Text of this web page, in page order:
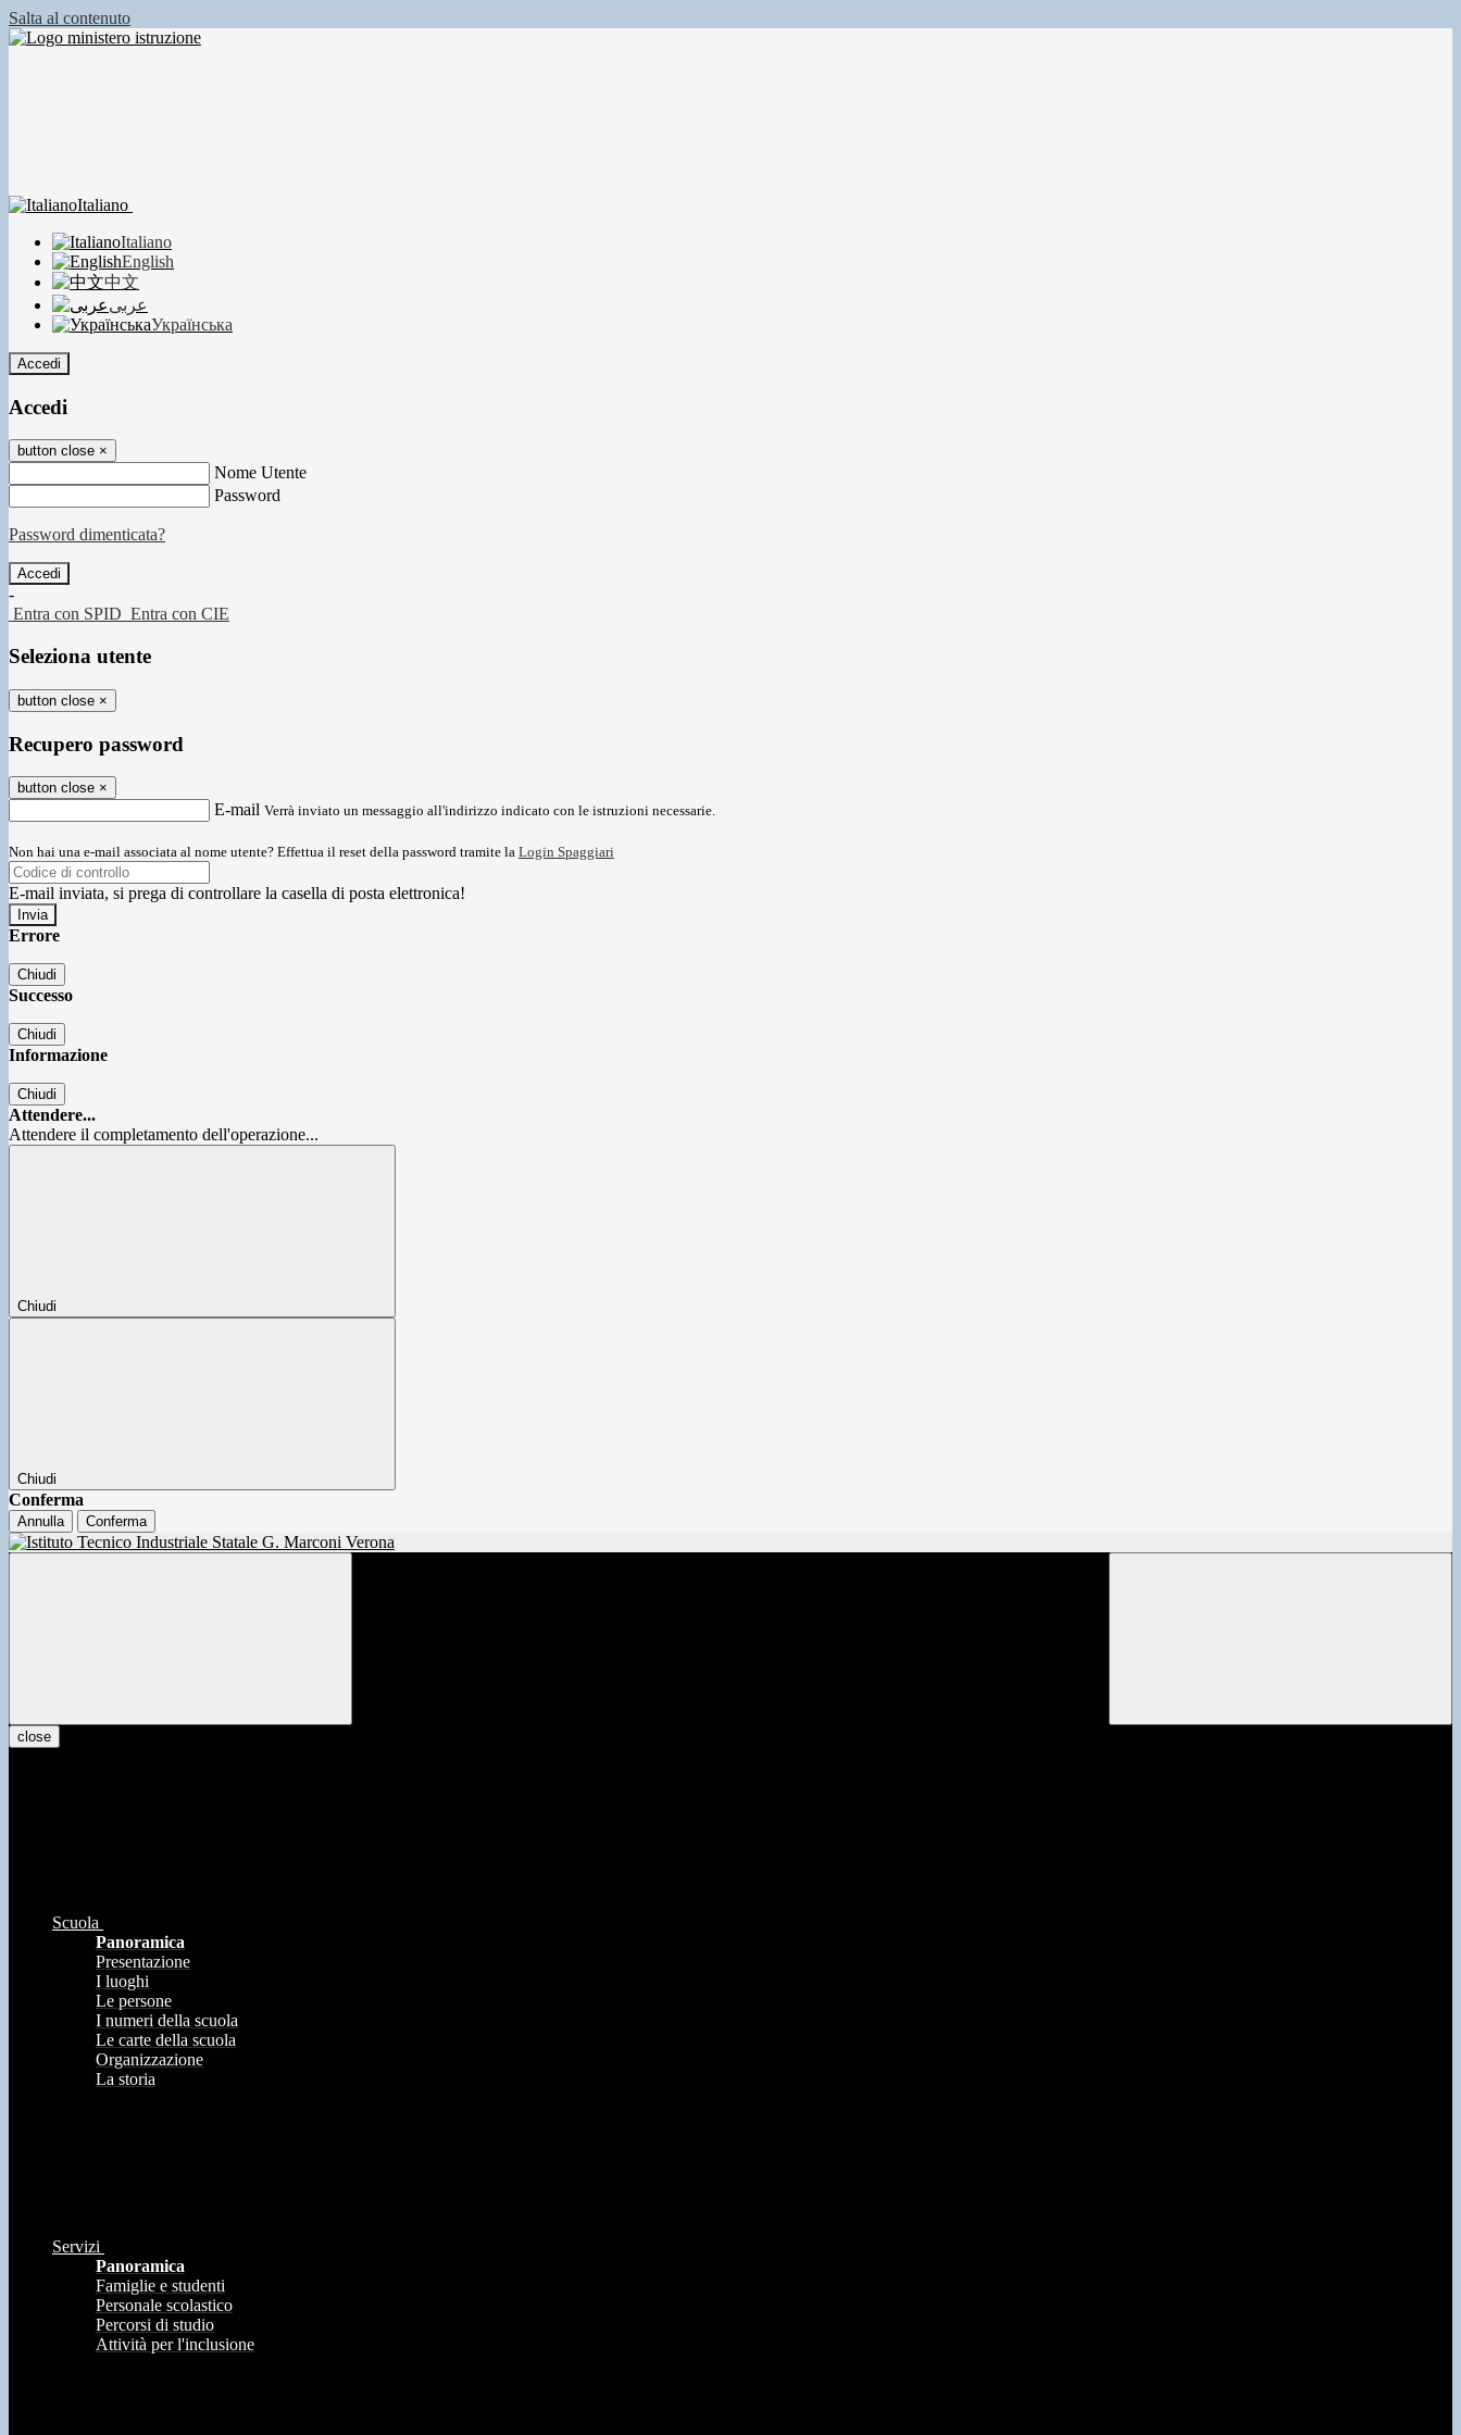
Salta al contenuto
Italiano
Italiano
English
中文
عربى
Українська
Accedi
Accedi
button close ×
Nome Utente
Password
Password dimenticata?
-
Entra con SPID Entra con CIE
Seleziona utente
button close ×
Recupero password
button close ×
E-mail Verrà inviato un messaggio all'indirizzo indicato con le istruzioni necessarie.
Non hai una e-mail associata al nome utente? Effettua il reset della password tramite la Login Spaggiari
E-mail inviata, si prega di controllare la casella di posta elettronica!
Errore
Chiudi
Successo
Chiudi
Informazione
Chiudi
Attendere...
Attendere il completamento dell'operazione...
Chiudi
Chiudi
Conferma
Annulla Conferma
close
Scuola
Panoramica
Presentazione
I luoghi
Le persone
I numeri della scuola
Le carte della scuola
Organizzazione
La storia
Servizi
Panoramica
Famiglie e studenti
Personale scolastico
Percorsi di studio
Attività per l'inclusione